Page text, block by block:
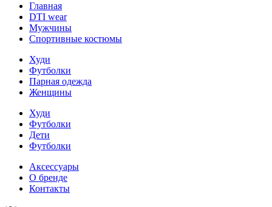
Главная
DTI wear
Мужчины
Спортивные костюмы
Худи
Футболки
Парная одежда
Женщины
Худи
Футболки
Дети
Футболки
Аксессуары
О бренде
Контакты